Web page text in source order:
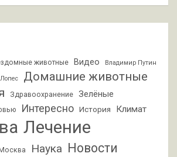
животные Видео Владимир Путин
Домашние животные
Здравоохранение
Зелёные
Интересно История Климат
Лечение
Наука Новости